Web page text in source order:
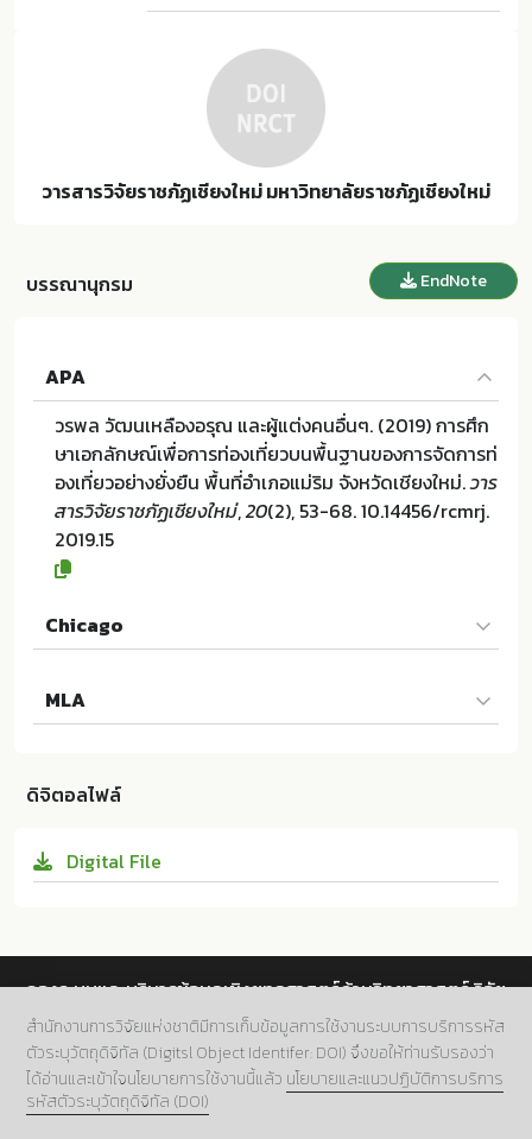
วารสารวิจัยราชภัฏเชียงใหม่ มหาวิทยาลัยราชภัฏเชียงใหม่
บรรณานุกรม EndNote
APA
วรพล วัฒนเหลืองอรุณ และผู้แต่งคนอื่นๆ. (2019) การศึก
ษาเอกลักษณ์เพื่อการท่องเที่ยวบนพื้นฐานของการจัดการท่
องเที่ยวอย่างยั่งยืน พื้นที่อำเภอแม่ริม จังหวัดเชียงใหม่.วาร
สารวิจัยราชภัฏเชียงใหม่,20(2), 53-68. 10.14456/rcmrj.
2019.15
Chicago
กษณ์เพื่อการท่องเที่ยวบนพื้นฐานของการจัดการท่องเที่ยว
อย่างยั่งยืน พื้นที่อำเภอแม่ริม จังหวัดเชียงใหม่". วารสารวิจั
9.15
MLA
อย่างยั่งยืน พื้นที่อำเภอแม่ริม จังหวัดเชียงใหม่. มหาวิทยาลั
ดิจิตอลไฟล์
Digital File
กองระบบและบริหารข้อมูลเชิงยุทธศาสตร์ด้านวิทยาศาสตร์ วิจัย
และนวัตกรรม สำนักงานการวิจัยแห่งชาติ (วช.)
ที่อยู่.196 ถนนพหลโยธิน แขวงลาดยาว เขตจตุจักร กทม.
10900
เบอร์โทร.02 5612445 ต่อ 705
สำนักงานการวิจัยแห่งชาติมีการเก็บข้อมูลการใช้งานระบบการบริการรหัส
ตัวระบุวัตถุดิจิทัล (Digitsl Object Identifer: DOI) จึงขอให้ท่านรับรองว่า
ได้อ่านและเข้าใจนโยบายการใช้งานนี้แล้ว นโยบายและแนวปฏิบัติการบริการ
รหัสตัวระบุวัตถุดิจิทัล (DOI)